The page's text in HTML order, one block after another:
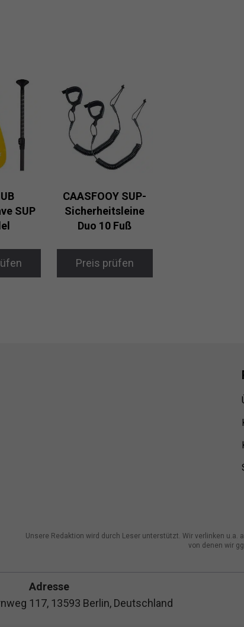
SUP
CAASFOOY SUP-
Sicherheitsleine
Duo 10 Fuß
Preis prüfen
Unsere Redaktion wird durch Leser unterstützt. Wir verlinken u.a.
von denen wir
Adresse
117, 13593 Berlin, Deutschland